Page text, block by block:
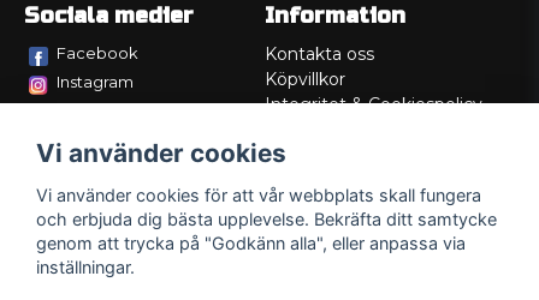
Sociala medier
Facebook
Instagram
Information
Kontakta oss
Köpvillkor
Integritet & Cookiespolicy
Service/Garanti
Lådritning
Om oss
Vi använder cookies
Vi använder cookies för att vår webbplats skall fungera
och erbjuda dig bästa upplevelse. Bekräfta ditt samtycke
genom att trycka på "Godkänn alla", eller anpassa via
inställningar.